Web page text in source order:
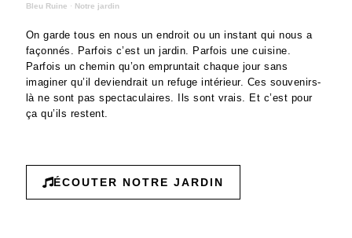
Bleu Ruine · Notre jardin
On garde tous en nous un endroit ou un instant qui nous a
façonnés. Parfois c’est un jardin. Parfois une cuisine.
Parfois un chemin qu’on empruntait chaque jour sans
imaginer qu’il deviendrait un refuge intérieur. Ces souvenirs-
là ne sont pas spectaculaires. Ils sont vrais. Et c’est pour
ça qu’ils restent.
ÉCOUTER NOTRE JARDIN